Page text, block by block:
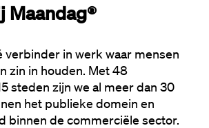
Maandag®
verbinder in werk waar mensen
zin in houden. Met 48
steden zijn we al meer dan 30
het publieke domein en
binnen de commerciële sector.